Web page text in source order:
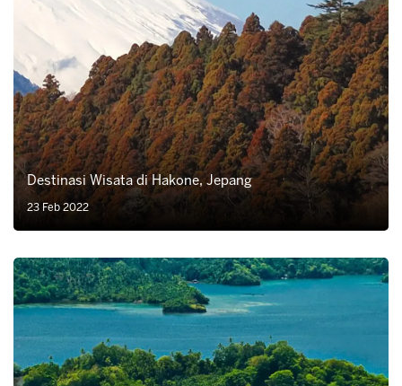
Destinasi Wisata di Hakone, Jepang
23 Feb 2022